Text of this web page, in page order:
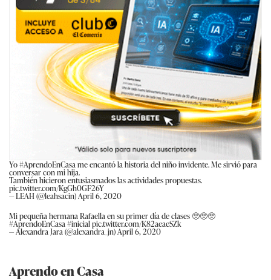
Yo#AprendoEnCasa me encantó la historia del niño invidente. Me sirvió para
conversar con mi hija.
También hicieron entusiasmados las actividades propuestas.
pic.twitter.com/KgGh0GF26Y
— LEAH (@leahsacin)April 6, 2020
Mi pequeña hermana Rafaella en su primer día de clases 🥺🥺🥺
#AprendoEnCasa #inicialpic.twitter.com/K82aeaeSZk
— Alexandra Jara (@alexandra_jn)April 6, 2020
Aprendo en Casa